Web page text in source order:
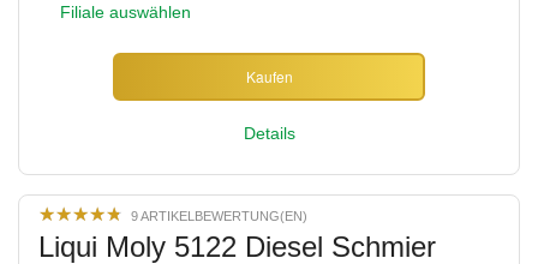
Filiale auswählen
Kaufen
Details
★★★★★
★★★★★ 9 ARTIKELBEWERTUNG(EN)
Liqui Moly 5122 Diesel Schmier